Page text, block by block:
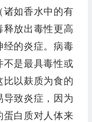
诸如香水中的有
放出毒性更高
经的炎症。病毒
不是最具毒性或
以麸质为食的
致炎症，因为
蛋白质对人体来